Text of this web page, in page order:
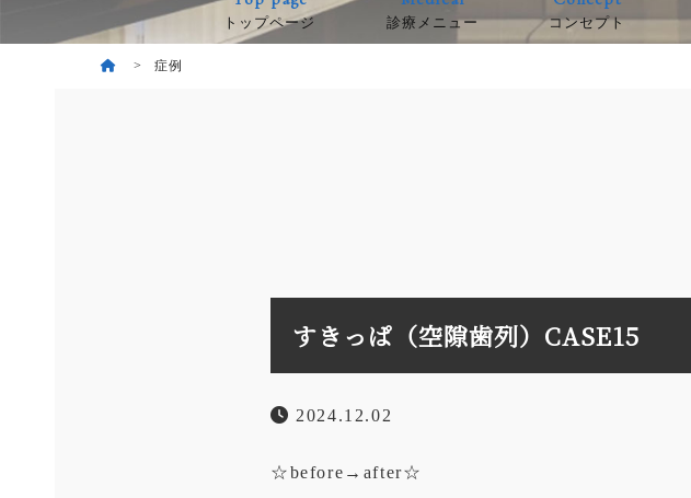
トップページ 診療メニュー コンセプト
症例
すきっぱ（空隙歯列）CASE15
2024.12.02
☆before→after☆